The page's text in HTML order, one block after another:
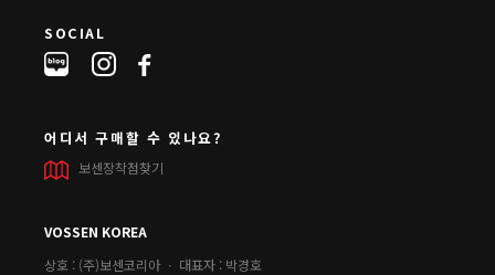
SOCIAL
어디서 구매할 수 있나요?
보센장착점찾기
VOSSEN KOREA
상호 : (주)보센코리아 ㆍ 대표자 : 박경호